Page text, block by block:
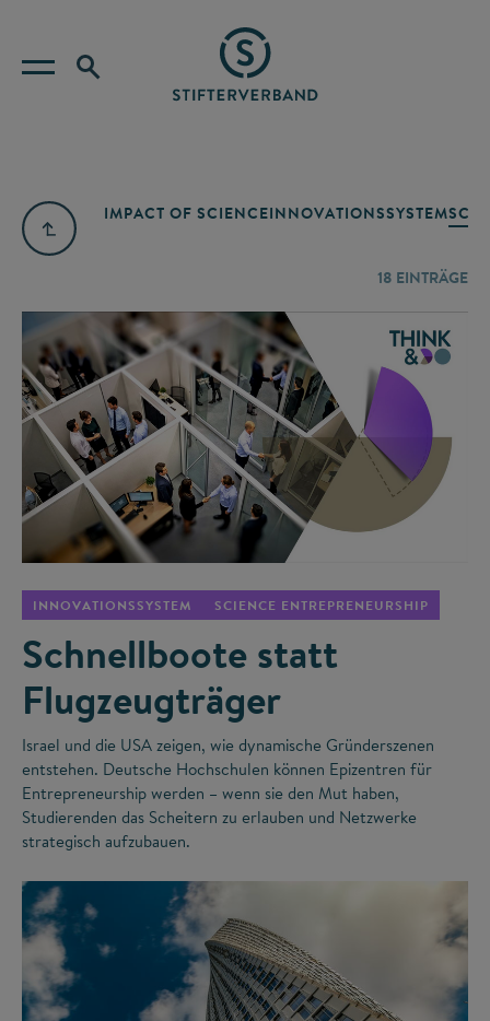
IMPACT OF SCIENCEINNOVATIONSSYSTEM
18 EINTRÄGE
INNOVATIONSSYSTEM SCIENCE ENTREPRENEURSHIP
Schnellboote statt
Flugzeugträger
Israel und die USA zeigen, wie dynamische Gründerszenen
entstehen. Deutsche Hochschulen können Epizentren für
Entrepreneurship werden – wenn sie den Mut haben,
Studierenden das Scheitern zu erlauben und Netzwerke
strategisch aufzubauen.